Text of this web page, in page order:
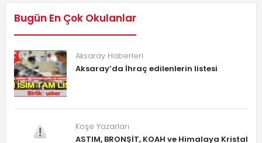
Bugün En Çok Okulanlar
Aksaray Haberleri
Aksaray’da İhraç edilenlerin listesi
Köşe Yazarları
ASTIM, BRONŞİT, KOAH ve Himalaya Kristal